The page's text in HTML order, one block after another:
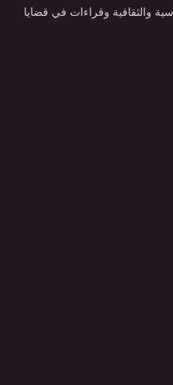
والثقافية وقراءات في قضايا